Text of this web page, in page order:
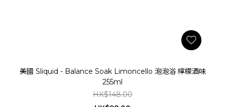
美國 Sliquid - Balance Soak Limoncello 泡泡浴 檸檬酒味
255ml
HK$148.00